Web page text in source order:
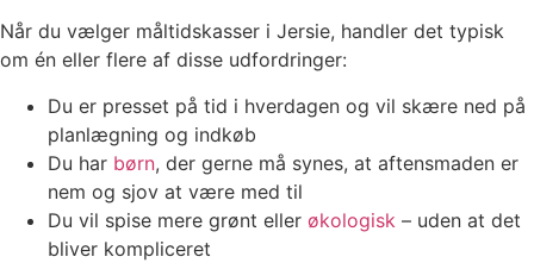
Når du vælger måltidskasser i Jersie, handler det typisk
om én eller flere af disse udfordringer:
Du er presset på tid i hverdagen og vil skære ned på
planlægning og indkøb
Du har børn, der gerne må synes, at aftensmaden er
nem og sjov at være med til
Du vil spise mere grønt eller økologisk – uden at det
bliver kompliceret